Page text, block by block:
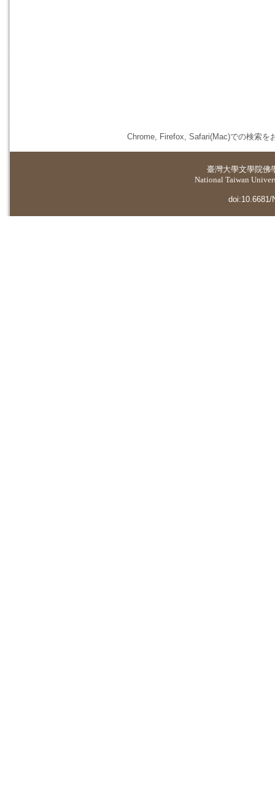
Chrome, Firefox, Safari(Mac)での検索を
臺灣大學文學院佛
National Taiwan
doi:10.6681/